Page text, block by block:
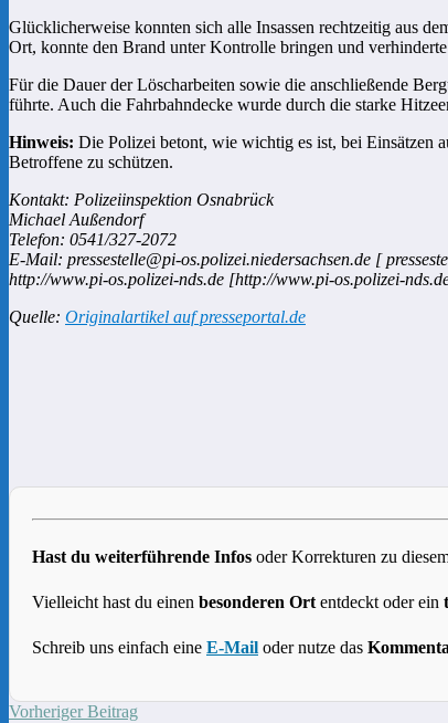
Glücklicherweise konnten sich alle Insassen rechtzeitig aus
Ort, konnte den Brand unter Kontrolle bringen und
Für die Dauer der Löscharbeiten sowie die anschließende
führte. Auch die Fahrbahndecke wurde durch die starke
Hinweis: Die Polizei betont, wie wichtig es ist, bei Einsätzen
Betroffene zu schützen.
Kontakt: Polizeiinspektion Osnabrück
Michael Außendorf
Telefon: 0541/327-2072
E-Mail: pressestelle@pi-os.polizei.niedersachsen.de [
http://www.pi-os.polizei-nds.de [http://www.pi-os.polizei-
Quelle: Originalartikel auf presseportal.de
Hast du weiterführende Infos oder Korrekturen zu
Vielleicht hast du einen besonderen Ort entdeckt oder ein
Schreib uns einfach eine E-Mail oder nutze das
Vorheriger Beitrag